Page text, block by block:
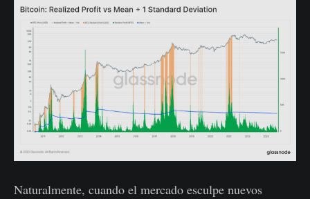
Naturalmente, cuando el mercado esculpe nuevos